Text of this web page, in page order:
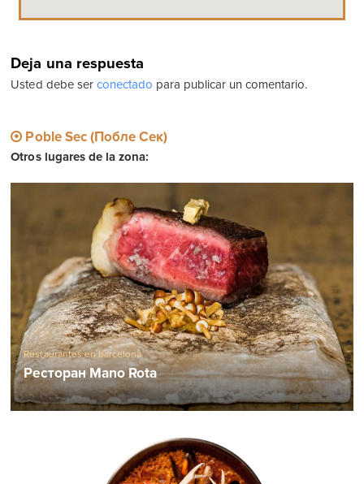
Deja una respuesta
Usted debe ser conectado para publicar un comentario.
Poble Sec (Побле Сек)
Otros lugares de la zona:
Restaurantes en barcelona
Ресторан Mano Rota